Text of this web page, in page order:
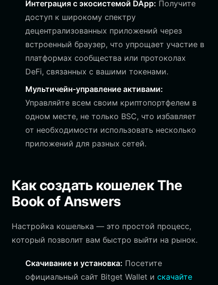
Интеграция с экосистемой DApp: Получите
доступ к широкому спектру
децентрализованных приложений через
встроенный браузер, что упрощает участие в
платформах сообщества или протоколах
DeFi, связанных с вашими токенами.
Мультичейн-управление активами:
Управляйте всем своим криптопортфелем в
одном месте, не только BSC, что избавляет
от необходимости использовать несколько
приложений для разных сетей.
Как создать кошелек The
Book of Answers
Настройка кошелька — это простой процесс,
который позволит вам быстро выйти на рынок.
Скачивание и установка: Посетите
официальный сайт Bitget Wallet и скачайте